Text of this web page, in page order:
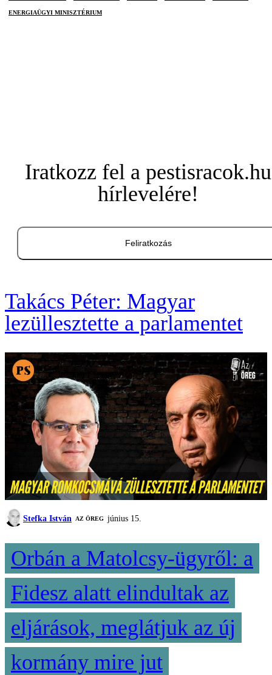
ENERGIAÜGYI MINISZTÉRIUM
Iratkozz fel a pestisracok.hu
hírlevelére!
Feliratkozás
Takács Péter: Magyar
lezüllesztette a parlamentet
Stefka István AZ ÖREG június 15.
Orbán a Matolcsy-ügyről: a
Fidesz alatt elindultak az
eljárások, meglátjuk az új
kormány mire jut